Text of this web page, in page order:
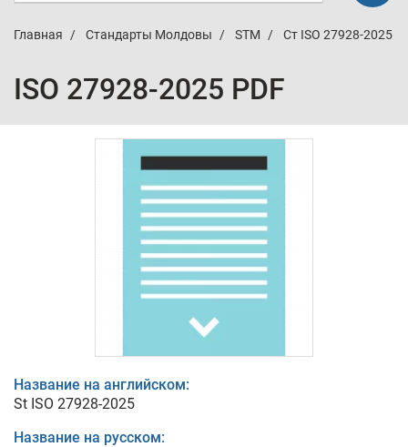
Главная Стандарты Молдовы STM Ст ISO 27928-2025
ISO 27928-2025 PDF
Название на английском:
St ISO 27928-2025
Название на русском: